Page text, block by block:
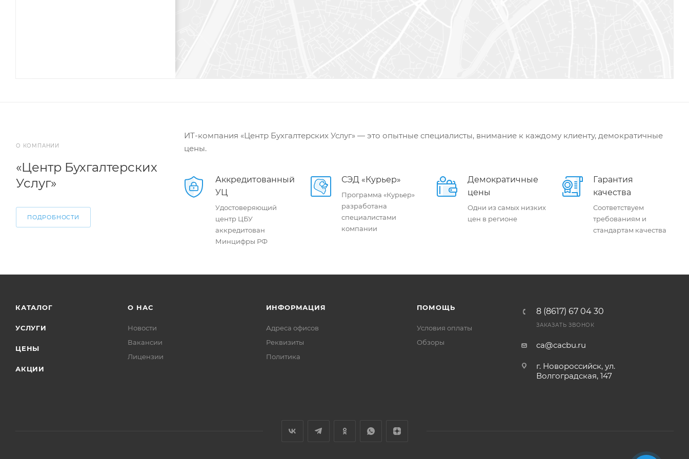
ИТ-компания «Центр Бухгалтерских Услуг» — это опытные специалисты, внимание к каждому клиенту, демократичные
цены.
Аккредитованный
УЦ
Удостоверяющий
центр ЦБУ
аккредитован
Минцифры РФ
СЭД «Курьер»
Программа «Курьер»
разработана
специалистами
компании
Демократичные
цены
Одни из самых низких
цен в регионе
Гарантия
качества
Соответствуем
требованиям и
стандартам качества
О КОМПАНИИ
«Центр Бухгалтерских
Услуг»
ПОДРОБНОСТИ
КАТАЛОГ
УСЛУГИ
ЦЕНЫ
АКЦИИ
О НАС
Новости
Вакансии
Лицензии
ИНФОРМАЦИЯ
Адреса офисов
Реквизиты
Политика
ПОМОЩЬ
Условия оплаты
Обзоры
8 (8617) 67 04 30
ЗАКАЗАТЬ ЗВОНОК
ca@cacbu.ru
г. Новороссийск, ул.
Волгоградская, 147